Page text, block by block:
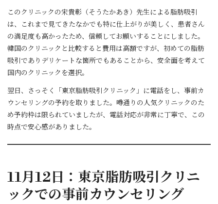
このクリニックの宋貴彰（そうたかあき）先生による脂肪吸引
は、これまで見てきたなかでも特に仕上がりが美しく、患者さん
の満足度も高かったため、信頼してお願いすることにしました。
韓国のクリニックと比較すると費用は高額ですが、初めての脂肪
吸引でありデリケートな箇所でもあることから、安全面を考えて
国内のクリニックを選択。
翌日、さっそく「東京脂肪吸引クリニック」に電話をし、事前カ
ウンセリングの予約を取りました。噂通りの人気クリニックのた
め予約枠は限られていましたが、電話対応が非常に丁寧で、この
時点で安心感がありました。
11月12日：東京脂肪吸引クリニ
ックでの事前カウンセリング